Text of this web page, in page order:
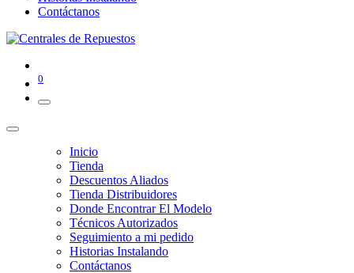
Contáctanos
0
Inicio
Tienda
Descuentos Aliados
Tienda Distribuidores
Donde Encontrar El Modelo
Técnicos Autorizados
Seguimiento a mi pedido
Historias Instalando
Contáctanos